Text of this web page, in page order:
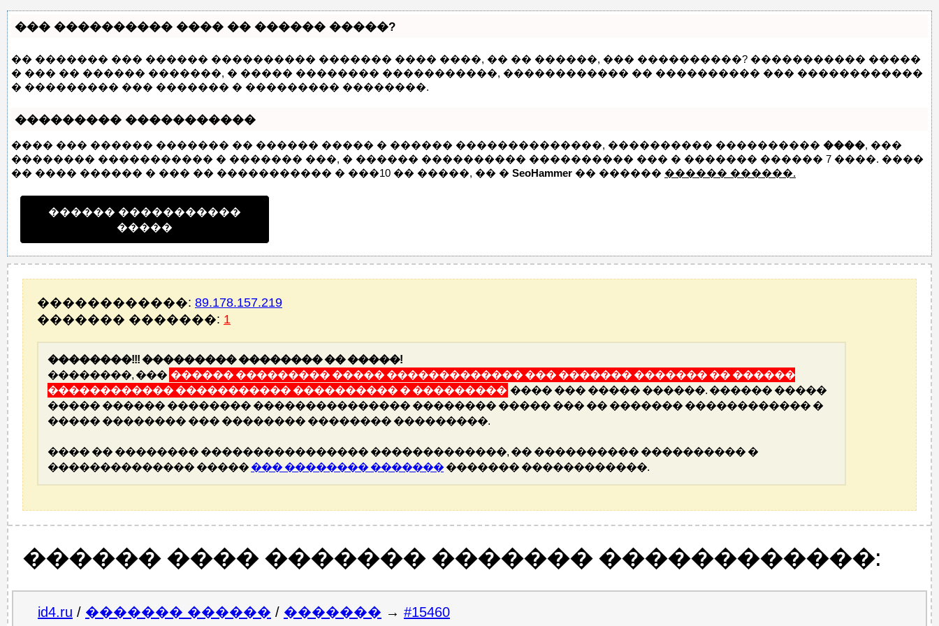
��� ���������� ���� �� ������ �����?
�� ������� ��� ������ ���������� ������� ���� ����, �� �� ������, ��� ����������? ����������� �����
� ��� �� ������ �������, � ����� �������� �����������, ������������ �� ���������� ��� ������������
� ��������� ��� ������� � ��������� ��������.
��������� �����������
���� ��� ������ ������� �� ������ ����� � ������ ��������������, ���������� ���������� ����, ���
�������� ����������� � ������� ���, � ������ ���������� ���������� ��� � ������� ������ 7 ����. ����
�� ���� ������ � ��� �� ����������� � ���10 �� �����, �� � SeoHammer �� ������ ������ ������.
������ �����������
�����
������������: 89.178.157.219
������� �������: 1
��������!!! ��������� �������� �� �����!
��������, ��� ������ ��������� ����� ������������� ��� ������� ������� �� ������
������������ ����������� ���������� � ��������� ���� ��� ����� ������. ������ �����
����� ������ �������� ��������������� �������� ����� ��� �� ������� ������������ �
����� �������� ��� �������� �������� ���������.
���� �� �������� ���������������� �������������, �� ���������� ���������� �
�������������� ����� ��� �������� ������� ������� ������������.
������ ���� ������� ������� ������������:
id4.ru / ������� ������ / ������� → #15460